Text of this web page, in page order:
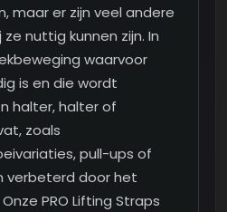
maar er zijn veel andere
nuttig kunnen zijn. In
waarvoor
is en die wordt
halter, halter of
zoals
pull-ups of
verbeterd door het
PRO Lifting Straps